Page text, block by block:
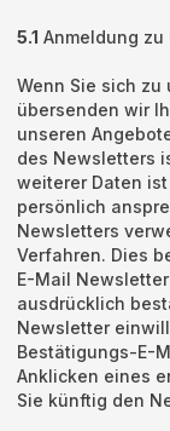
5.1 Anmeldung
Wenn Sie sich zu
übersenden wir
unseren
des Newsletters
weiterer Daten
persönlich
Newsletters
Verfahren. Dies
E-Mail
ausdrücklich
Newsletter
Bestätigungs-E-
Anklicken eines
Sie künftig den